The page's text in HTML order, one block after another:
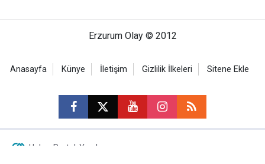
Erzurum Olay © 2012
Anasayfa Künye İletişim Gizlilik İlkeleri Sitene Ekle
Haber Portalı Yazılımı